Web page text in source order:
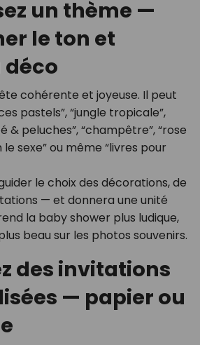
un thème —
le ton et
cohérente et joyeuse. Il peut
pastels”, “jungle tropicale”,
& peluches”, “champêtre”, “rose
sexe” ou même “livres pour
le choix des décorations, de
— et donnera une unité
la baby shower plus ludique,
beau sur les photos souvenirs.
des invitations
— papier ou